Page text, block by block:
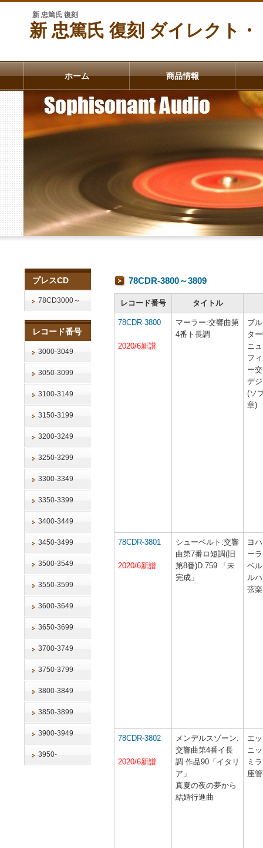
新 忠篤氏 復刻
新 忠篤氏 復刻 ダイレクト
78CDR-3800～3809
レコード番号 タイトル
78CDR-3800
2020/6新譜
マーラー:交響曲第
4番ト長調
ブ
タ
ニ
フ
ー
デ
(ソ
章)
78CDR-3801
2020/6新譜
シューベルト:交響
曲第7番ロ短調(旧
第8番)D.759 「未
完成」
ヨ
ー
ベ
ル
弦
78CDR-3802
2020/6新譜
メンデルスゾーン:
交響曲第4番イ長
調 作品90「イタリ
ア」
真夏の夜の夢から
結婚行進曲
エ
ニ
ミ
座
プレスCD
78CD3000～
レコード番号
3000-3049
3050-3099
3100-3149
3150-3199
3200-3249
3250-3299
3300-3349
3350-3399
3400-3449
3450-3499
3500-3549
3550-3599
3600-3649
3650-3699
3700-3749
3750-3799
3800-3849
3850-3899
3900-3949
3950-
ホーム 商品情報